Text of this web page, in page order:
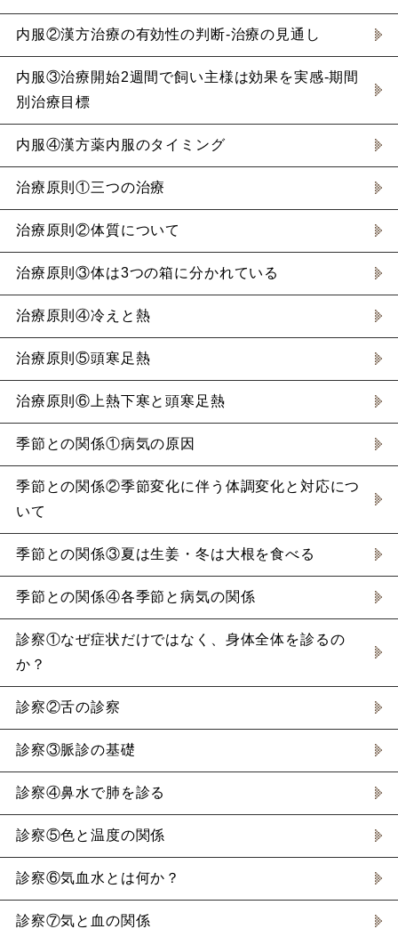
内服②漢方治療の有効性の判断-治療の見通し
内服③治療開始2週間で飼い主様は効果を実感-期間
別治療目標
内服④漢方薬内服のタイミング
治療原則①三つの治療
治療原則②体質について
治療原則③体は3つの箱に分かれている
治療原則④冷えと熱
治療原則⑤頭寒足熱
治療原則⑥上熱下寒と頭寒足熱
季節との関係①病気の原因
季節との関係②季節変化に伴う体調変化と対応につ
いて
季節との関係③夏は生姜・冬は大根を食べる
季節との関係④各季節と病気の関係
診察①なぜ症状だけではなく、身体全体を診るの
か？
診察②舌の診察
診察③脈診の基礎
診察④鼻水で肺を診る
診察⑤色と温度の関係
診察⑥気血水とは何か？
診察⑦気と血の関係